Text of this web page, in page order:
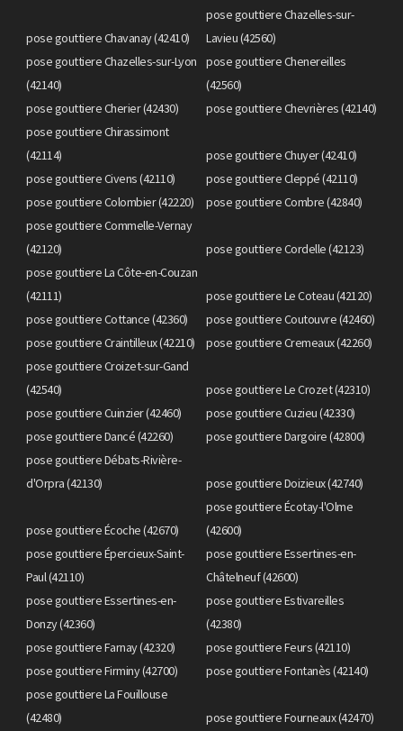
pose gouttiere Chavanay (42410)
pose gouttiere Chazelles-sur-
Lavieu (42560)
pose gouttiere Chazelles-sur-Lyon
(42140)
pose gouttiere Chenereilles
(42560)
pose gouttiere Cherier (42430)
pose gouttiere Chevrières (42140)
pose gouttiere Chirassimont
(42114)
pose gouttiere Chuyer (42410)
pose gouttiere Civens (42110)
pose gouttiere Cleppé (42110)
pose gouttiere Colombier (42220)
pose gouttiere Combre (42840)
pose gouttiere Commelle-Vernay
(42120)
pose gouttiere Cordelle (42123)
pose gouttiere La Côte-en-Couzan
(42111)
pose gouttiere Le Coteau (42120)
pose gouttiere Cottance (42360)
pose gouttiere Coutouvre (42460)
pose gouttiere Craintilleux (42210)
pose gouttiere Cremeaux (42260)
pose gouttiere Croizet-sur-Gand
(42540)
pose gouttiere Le Crozet (42310)
pose gouttiere Cuinzier (42460)
pose gouttiere Cuzieu (42330)
pose gouttiere Dancé (42260)
pose gouttiere Dargoire (42800)
pose gouttiere Débats-Rivière-
d'Orpra (42130)
pose gouttiere Doizieux (42740)
pose gouttiere Écoche (42670)
pose gouttiere Écotay-l'Olme
(42600)
pose gouttiere Épercieux-Saint-
Paul (42110)
pose gouttiere Essertines-en-
Châtelneuf (42600)
pose gouttiere Essertines-en-
Donzy (42360)
pose gouttiere Estivareilles
(42380)
pose gouttiere Farnay (42320)
pose gouttiere Feurs (42110)
pose gouttiere Firminy (42700)
pose gouttiere Fontanès (42140)
pose gouttiere La Fouillouse
(42480)
pose gouttiere Fourneaux (42470)